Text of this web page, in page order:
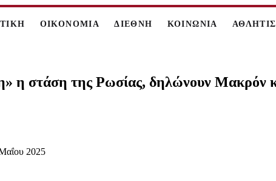
ΟΙΚΟΝΟΜΙΑ ΔΙΕΘΝΗ ΚΟΙΝΩΝΙΑ
η στάση της Ρωσίας, δηλώνουν Μακρόν
2025